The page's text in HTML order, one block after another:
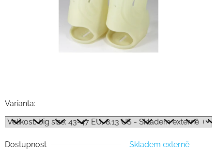
Varianta:
Dostupnost Skladem externě